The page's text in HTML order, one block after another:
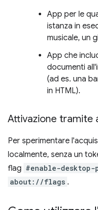
App per le
istanza in
musicale, un
App che
documenti
(ad es. una
in HTML).
Attivazione tramite
Per sperimentare
localmente, senza un
flag #enable-
about://flags .